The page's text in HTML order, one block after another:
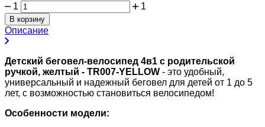
1
1
В корзину
Описание
Детский беговел-велосипед 4в1 с родительской
ручкой, желтый - TR007-YELLOW - это удобный,
универсальный и надежный беговел для детей от 1 до 5
лет, с возможностью становиться велосипедом!
Особенности модели: